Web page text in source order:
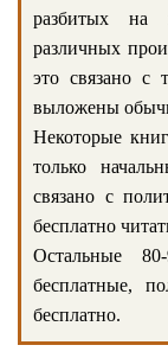
разбитых на
различных
это связано с
выложены
Некоторые
только
связано с
бесплатно
Остальные
бесплатные,
бесплатно.